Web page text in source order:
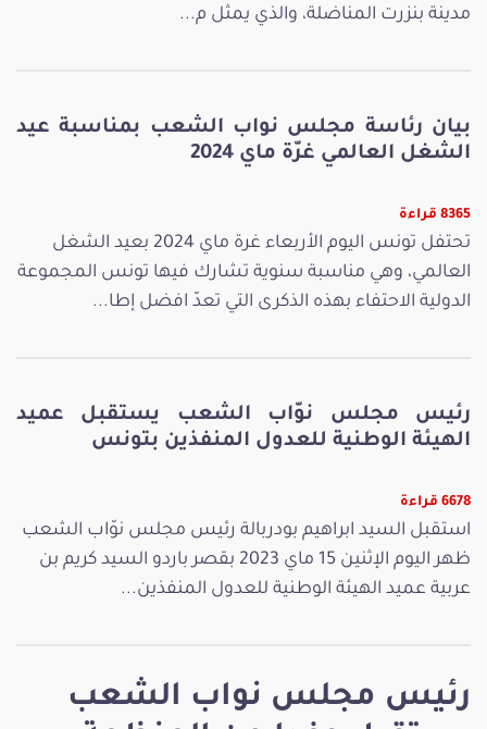
رئيس مجلس نواب الشعب
مدينة بنزرت المناضلة، والذي يمثل م...
بيان رئاسة مجلس نواب الشعب بمناسبة عيد
الشغل العالمي غرّة ماي 2024
8365 قراءة
تحتفل تونس اليوم الأربعاء غرة ماي 2024 بعيد الشغل
العالمي، وهي مناسبة سنوية تشارك فيها تونس المجموعة
الدولية الاحتفاء بهذه الذكرى التي تعدّ افضل إطا...
رئيس مجلس نوّاب الشعب يستقبل عميد
الهيئة الوطنية للعدول المنفذين بتونس
6678 قراءة
استقبل السيد ابراهيم بودربالة رئيس مجلس نوّاب الشعب
ظهر اليوم الإثنين 15 ماي 2023 بقصر باردو السيد كريم بن
عربية عميد الهيئة الوطنية للعدول المنفذين...